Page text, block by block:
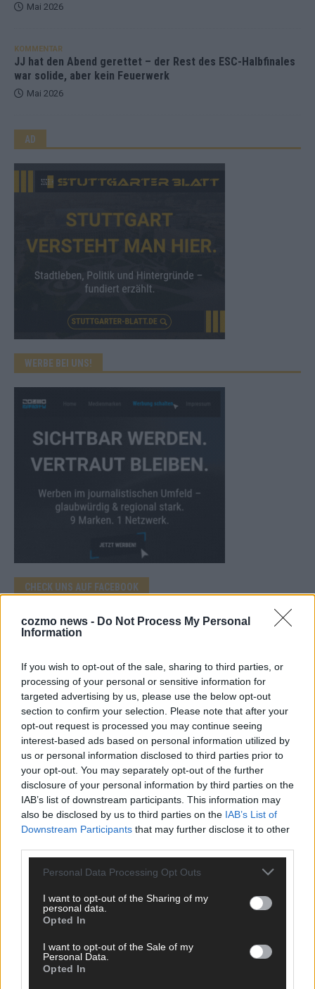
cozmo news - Do Not Process My Personal
Information
If you wish to opt-out of the sale, sharing to third parties, or
processing of your personal or sensitive information for
targeted advertising by us, please use the below opt-out
section to confirm your selection. Please note that after your
opt-out request is processed you may continue seeing
interest-based ads based on personal information utilized by
us or personal information disclosed to third parties prior to
your opt-out. You may separately opt-out of the further
disclosure of your personal information by third parties on the
IAB’s list of downstream participants. This information may
also be disclosed by us to third parties on the IAB’s List of
Downstream Participants that may further disclose it to other
Personal Data Processing Opt Outs
I want to opt-out of the Sharing of my
personal data.
Opted In
I want to opt-out of the Sale of my
Personal Data.
Opted In
Mai 2026
KOMMENTAR
JJ hat den Abend gerettet – der Rest des ESC-Halbfinales
war solide, aber kein Feuerwerk
Mai 2026
AD
WERBE BEI UNS!
CHECK UNS AUF FACEBOOK
AD
DIREKT ZUM THEMA
Politik & Co